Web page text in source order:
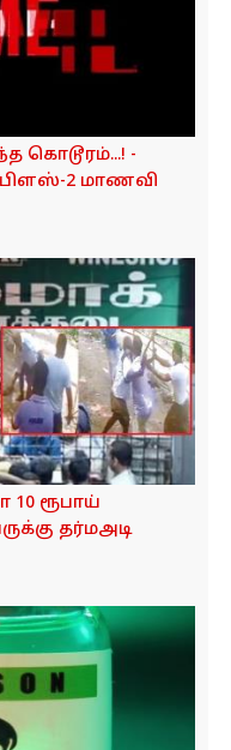
கொடூரம்...! -
2 மாணவி
10 ரூபாய்
தர்மஅடி